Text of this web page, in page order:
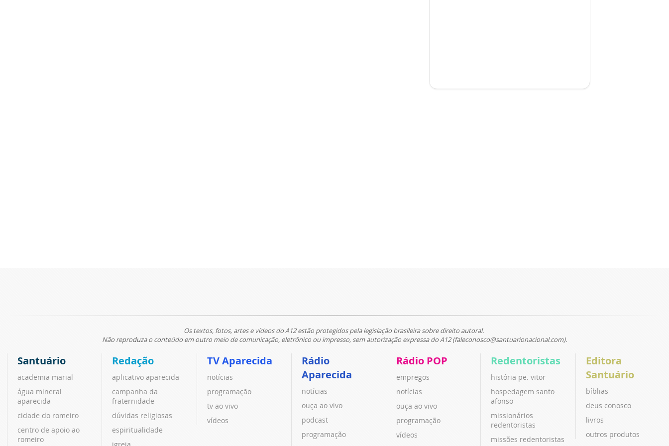
Os textos, fotos, artes e vídeos do A12 estão protegidos pela legislação brasileira sobre direito autoral.
Não reproduza o conteúdo em outro meio de comunicação, eletrônico ou impresso, sem autorização expressa do A12 (faleconosco@santuarionacional.com).
Santuário
academia marial
água mineral
aparecida
cidade do romeiro
centro de apoio ao
romeiro
Redação
aplicativo aparecida
campanha da
fraternidade
dúvidas religiosas
espiritualidade
igreja
TV Aparecida
notícias
programação
tv ao vivo
vídeos
Rádio
Aparecida
notícias
ouça ao vivo
podcast
programação
Rádio POP
empregos
notícias
ouça ao vivo
programação
vídeos
Redentoristas
história pe. vitor
hospedagem santo
afonso
missionários
redentoristas
missões redentoristas
Editora
Santuário
bíblias
deus conosco
livros
outros produtos